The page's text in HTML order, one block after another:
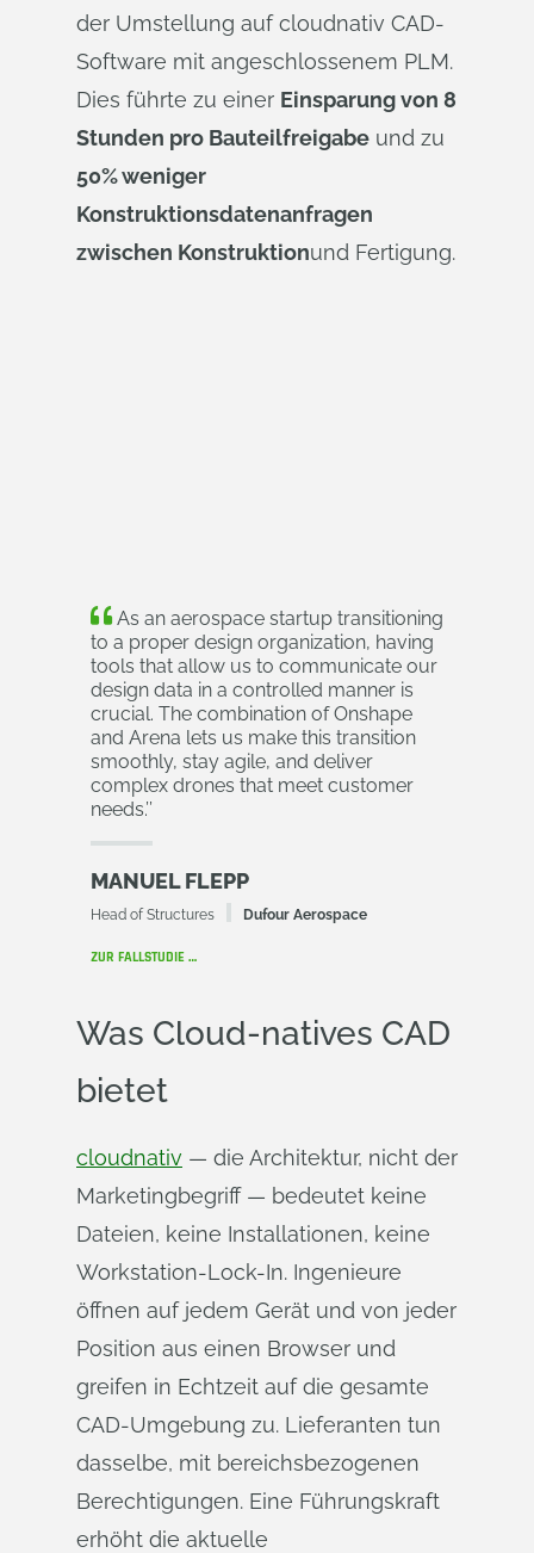
der Umstellung auf cloudnativ CAD-
Software mit angeschlossenem PLM.
Dies führte zu einer Einsparung von 8
Stunden pro Bauteilfreigabe und zu
50% weniger
Konstruktionsdatenanfragen
zwischen Konstruktionund Fertigung.
As an aerospace startup transitioning
to a proper design organization, having
tools that allow us to communicate our
design data in a controlled manner is
crucial. The combination of Onshape
and Arena lets us make this transition
smoothly, stay agile, and deliver
complex drones that meet customer
needs.’’
MANUEL FLEPP
Head of Structures Dufour Aerospace
ZUR FALLSTUDIE …
Was Cloud-natives CAD
bietet
cloudnativ — die Architektur, nicht der
Marketingbegriff — bedeutet keine
Dateien, keine Installationen, keine
Workstation-Lock-In. Ingenieure
öffnen auf jedem Gerät und von jeder
Position aus einen Browser und
greifen in Echtzeit auf die gesamte
CAD-Umgebung zu. Lieferanten tun
dasselbe, mit bereichsbezogenen
Berechtigungen. Eine Führungskraft
erhöht die aktuelle